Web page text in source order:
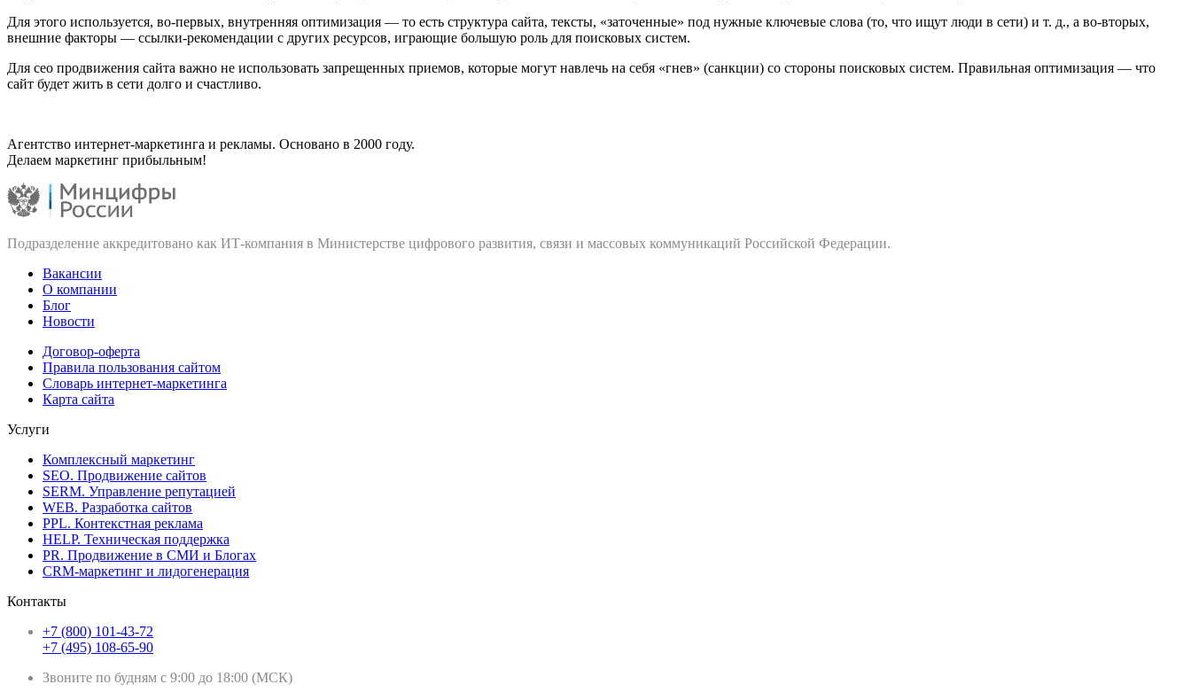
Для этого используется, во-первых, внутренняя оптимизация — то есть структура сайта, тексты, «заточенные» под нужные ключевые слова (то, что ищут люди в сети) и т. д., а во-вторых,
внешние факторы — ссылки-рекомендации с других ресурсов, играющие большую роль для поисковых систем.
Для сео продвижения сайта важно не использовать запрещенных приемов, которые могут навлечь на себя «гнев» (санкции) со стороны поисковых систем. Правильная оптимизация — что
сайт будет жить в сети долго и счастливо.
Агентство интернет-маркетинга и рекламы. Основано в 2000 году.
Делаем маркетинг прибыльным!
Подразделение аккредитовано как ИТ‑компания в Министерстве цифрового развития, связи и массовых коммуникаций Российской Федерации.
Вакансии
О компании
Блог
Новости
Договор-оферта
Правила пользования сайтом
Словарь интернет-маркетинга
Карта сайта
Услуги
Комплексный маркетинг
SEO. Продвижение сайтов
SERM. Управление репутацией
WEB. Разработка сайтов
PPL. Контекстная реклама
HELP. Техническая поддержка
PR. Продвижение в СМИ и Блогах
CRM-маркетинг и лидогенерация
Контакты
+7 (800) 101-43-72
+7 (495) 108-65-90
Звоните по будням с 9:00 до 18:00 (МСК)